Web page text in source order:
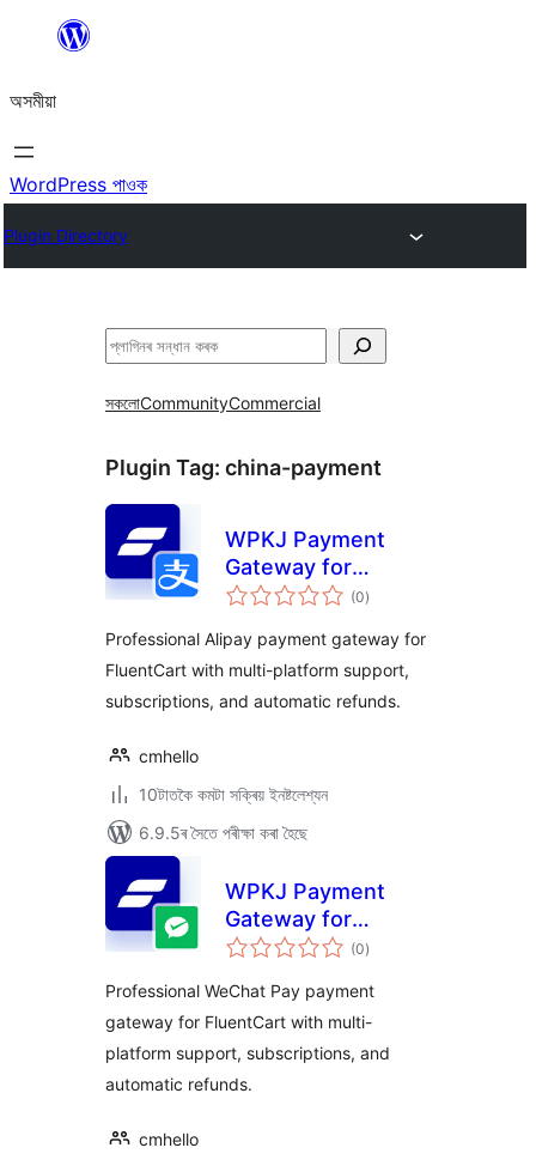
বিষয়বস্তুলৈ
যাওক
অসমীয়া
WordPress পাওক
Plugin Directory
সন্ধান
সকলোCommunityCommercial
Plugin Tag: china-payment
WPKJ Payment
Gateway for
FluentCart with
(0টা
মুঠ)
Professional Alipay payment gateway for
FluentCart with multi-platform support,
subscriptions, and automatic refunds.
cmhello
10টাতকৈ কমটা সক্ৰিয় ইনষ্টলেশ্যন
6.9.5ৰ সৈতে পৰীক্ষা কৰা হৈছে
WPKJ Payment
Gateway for
FluentCart with
(0টা
মুঠ)
Professional WeChat Pay payment
gateway for FluentCart with multi-
platform support, subscriptions, and
automatic refunds.
cmhello